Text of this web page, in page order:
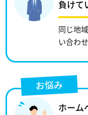
負けて
同じ地
い合わ
お悩み
ホーム